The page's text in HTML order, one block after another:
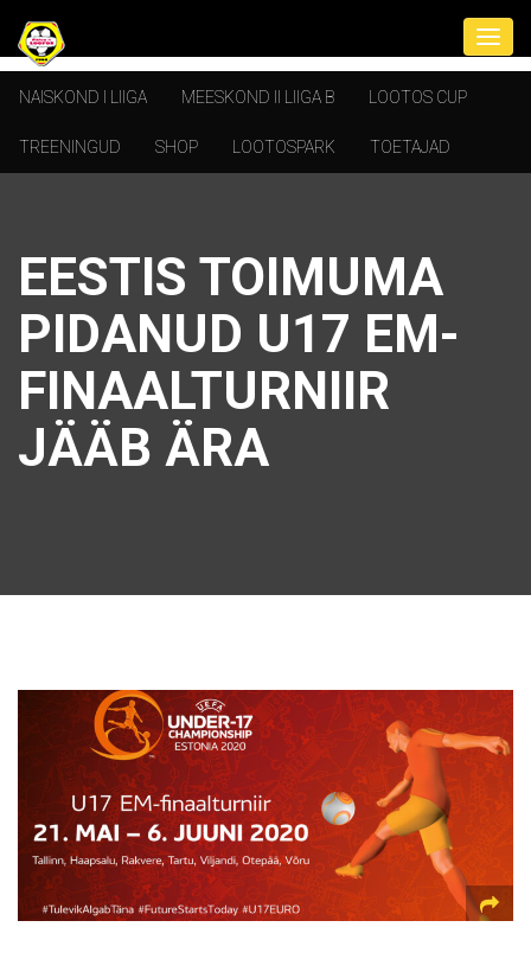
NAISKOND I LIIGA MEESKOND II LIIGA B LOOTOS CUP
TREENINGUD SHOP LOOTOSPARK TOETAJAD
EESTIS TOIMUMA
PIDANUD U17 EM-
FINAALTURNIIR
JÄÄB ÄRA